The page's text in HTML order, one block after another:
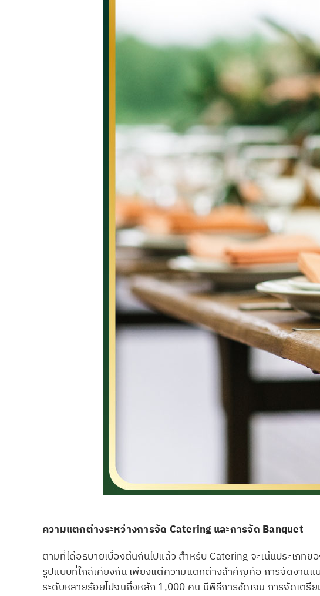
ความแตกต่างระหว่างการจัด Cateringและการจัด Banquet
ตามที่ได้อธิบายเบื้องต้นกันไปแล้ว สำหรับ Catering จะเน้นประเภ
รูปแบบที่ใกล้เคียงกัน เพียงแต่ความแตกต่างสำคัญคือ การจัดงานแ
ระดับหลายร้อยไปจนถึงหลัก 1,000 คน มีพิธีการชัดเจน การจัดเตรี